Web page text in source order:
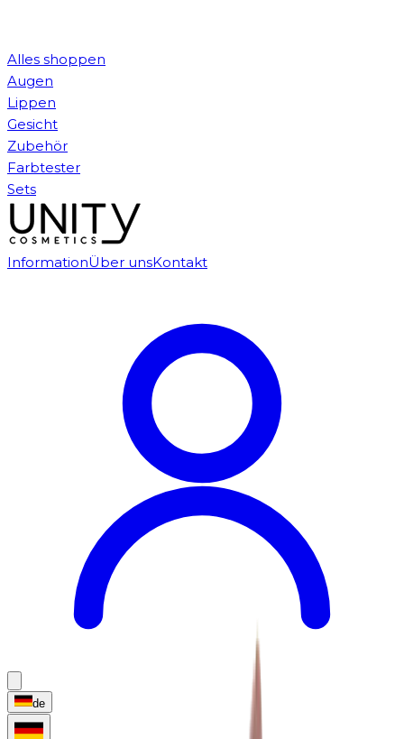
Alles shoppen
Augen
Lippen
Gesicht
Zubehör
Farbtester
Sets
InformationÜber unsKontakt
de